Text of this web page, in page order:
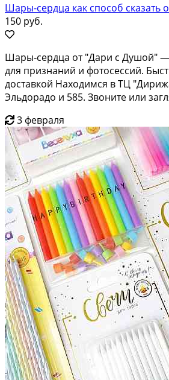
Шары-сердца как способ сказать
150 руб.
Шары‑сердца от "Дари с Душой"
для признаний и фотосессий.
доставкой Находимся в ТЦ
Эльдорадо и 585. Звоните или
3 февраля